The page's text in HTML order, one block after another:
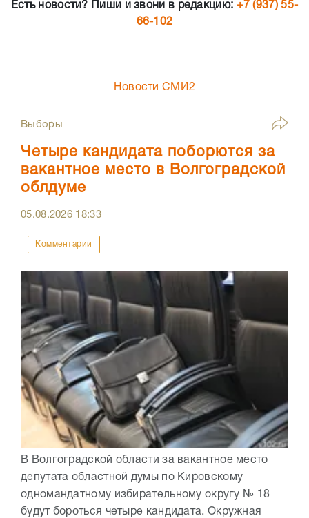
Есть новости? Пиши и звони в редакцию: +7 (937) 55-
66-102
Новости СМИ2
Выборы
Четыре кандидата поборются за
вакантное место в Волгоградской
облдуме
05.08.2026 18:33
Комментарии
В Волгоградской области за вакантное место
депутата областной думы по Кировскому
одномандатному избирательному округу № 18
будут бороться четыре кандидата. Окружная